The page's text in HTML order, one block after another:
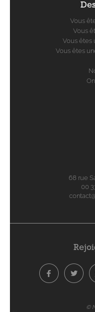
Vous
Vous
Vous êtes
Vous êtes
68 rue
00
©